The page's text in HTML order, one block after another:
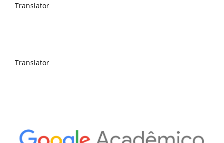
Translator
Translator